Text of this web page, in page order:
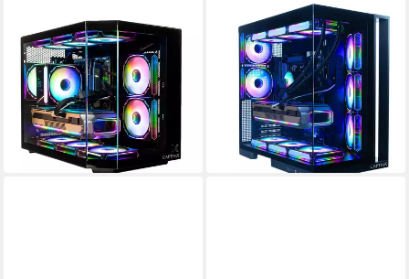
Entry Gaming R92-489 PC
AMD Ryzen 5 Prozessor
GeForce® RTX™ 5060 8 GB Grafikkarte
16 GB DDR4 Arbeitsspeicher
ab 1.033,17 € UVP1.399,00 €
30,00 €mtl. in 48 Raten
-26%
in 3-4 Werktagen bei dir
Highend Gaming I93-756 PC
Intel Core i9 Prozessor
GeForce® RTX™ 5070 12 GB
64 GB DDR4 Arbeitsspeicher
ab 2.604,95 € UVP
2.999,00 €
75,63 €mtl. in 48 Raten
-13%
in 3-4 Werktagen bei dir